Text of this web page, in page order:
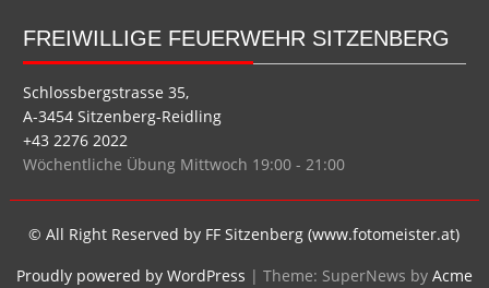
FREIWILLIGE FEUERWEHR SITZENBERG
Schlossbergstrasse 35,
A-3454 Sitzenberg-Reidling
+43 2276 2022
Wöchentliche Übung Mittwoch 19:00 - 21:00
© All Right Reserved by FF Sitzenberg (www.fotomeister.at)
Proudly powered by WordPress | Theme: SuperNews by Acme